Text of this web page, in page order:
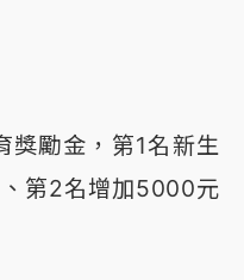
獎勵金，第1名新生
第2名增加5000元